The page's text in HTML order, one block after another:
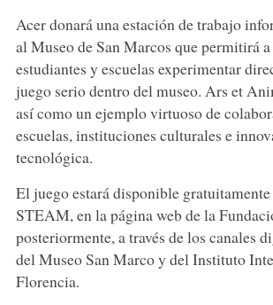
Acer donará una estación de trabajo
al Museo de San Marcos que permitirá
estudiantes y escuelas experimentar
juego serio dentro del museo. Ars et
así como un ejemplo virtuoso de
escuelas, instituciones culturales e
tecnológica.
El juego estará disponible
STEAM, en la página web de la
posteriormente, a través de los canales
del Museo San Marco y del Instituto
Florencia.